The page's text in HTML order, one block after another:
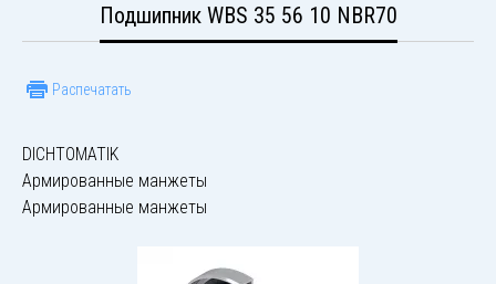
Подшипник WBS 35 56 10 NBR70
Распечатать
DICHTOMATIK
Армированные манжеты
Армированные манжеты